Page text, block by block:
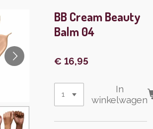
BB Cream Beauty
Balm 04
€ 16,95
In
winkelwagen